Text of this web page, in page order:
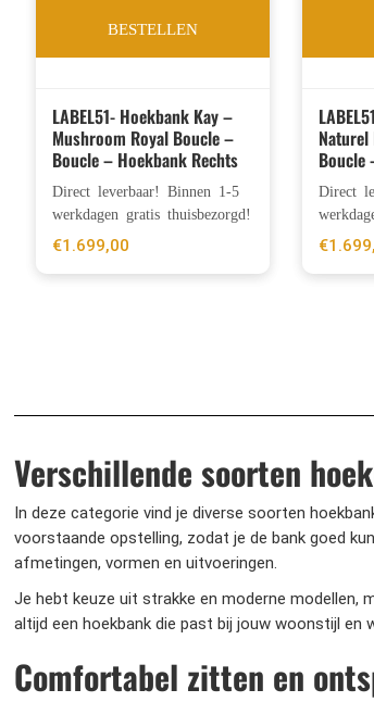
BESTELLEN
LABEL51- Hoekbank Kay –
Mushroom Royal Boucle –
Boucle – Hoekbank Rechts
Direct leverbaar! Binnen 1-5
werkdagen gratis thuisbezorgd!
€1.699,00
Boucle
Direct
€
Verschillende soorten
In deze categorie vind je diverse soorten
voorstaande opstelling, zodat je de bank goed
afmetingen, vormen en uitvoeringen.
Je hebt keuze uit strakke en moderne modellen,
altijd een hoekbank die past bij jouw woonstijl en
Comfortabel zitten en